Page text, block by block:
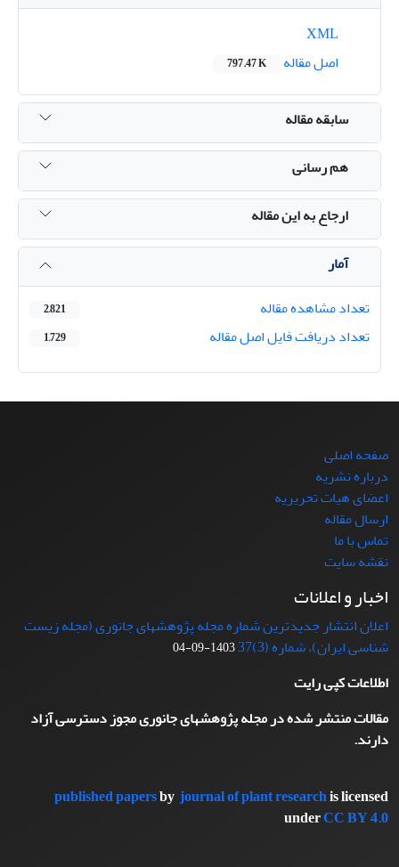
اصل مقاله
797.47 K
سابقه مقاله
هم رسانی
ارجاع به این مقاله
آمار
تعداد مشاهده مقاله
2,821
تعداد دریافت فایل اصل مقاله 1,729
صفحه اصلی
درباره نشریه
اعضای هیات تحریریه
ارسال مقاله
تماس با ما
نقشه سایت
اخبار و اعلانات
اعلان انتشار جدیدترین شماره مجله پژوهشهای جانوری (مجله زیست
شناسی ایران)، شماره (3)37
1403-09-04
اطلاعات کپی رایت
مقالات منتشر شده در مجله پژوهشهای جانوری مجوز دسترسی آزاد
دارند.
published papersbyjournal of plant researchis licensed
underCC BY 4.0